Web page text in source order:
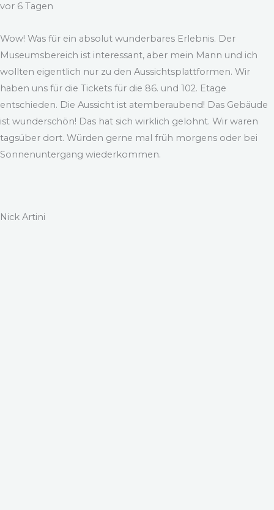
vor 6 Tagen
Wow! Was für ein absolut wunderbares Erlebnis. Der
Museumsbereich ist interessant, aber mein Mann und ich
wollten eigentlich nur zu den Aussichtsplattformen. Wir
haben uns für die Tickets für die 86. und 102. Etage
entschieden. Die Aussicht ist atemberaubend! Das Gebäude
ist wunderschön! Das hat sich wirklich gelohnt. Wir waren
tagsüber dort. Würden gerne mal früh morgens oder bei
Sonnenuntergang wiederkommen.
Nick Artini